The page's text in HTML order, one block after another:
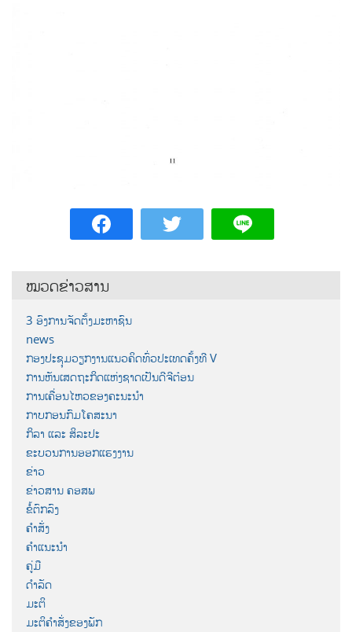
ໝວດຂ່າວສານ
3 ອົງການຈັດຕັ້ງມະຫາຊົນ
news
ກອງປະຊຸມວຽກງານແນວຄິດທົ່ວປະເທດຄັ້ງທີ V
ການຫັນເສດຖະກິດແຫ່ງຊາດເປັນດີຈີຕ໋ອນ
ການເຄື່ອນໄຫວຂອງຄະນະນຳ
ກາບກອນກົມໂຄສະນາ
ກິລາ ແລະ ສິລະປະ
ຂະບວນການອອກແຮງງານ
ຂ່າວ
ຂ່າວສານ ຄອສພ
ຂໍ້ຕົກລົງ
ຄຳສັ່ງ
ຄຳແນະນຳ
ຄູ່ມື
ດຳລັດ
ມະຕິ
ມະຕິຄຳສັ່ງຂອງພັກ